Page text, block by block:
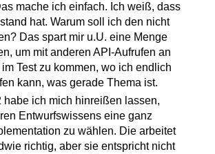
mache ich einfach. Ich weiß, dass
hat. Warum soll ich den nicht
Das spart mir u.U. eine Menge
um mit anderen API-Aufrufen an
Test zu kommen, wo ich endlich
kann, was gerade Thema ist.
habe ich mich hinreißen lassen,
Entwurfswissens eine ganz
zu wählen. Die arbeitet
richtig, aber sie entspricht nicht